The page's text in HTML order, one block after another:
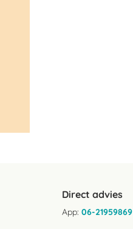
Direct advies
App: 06-21959869